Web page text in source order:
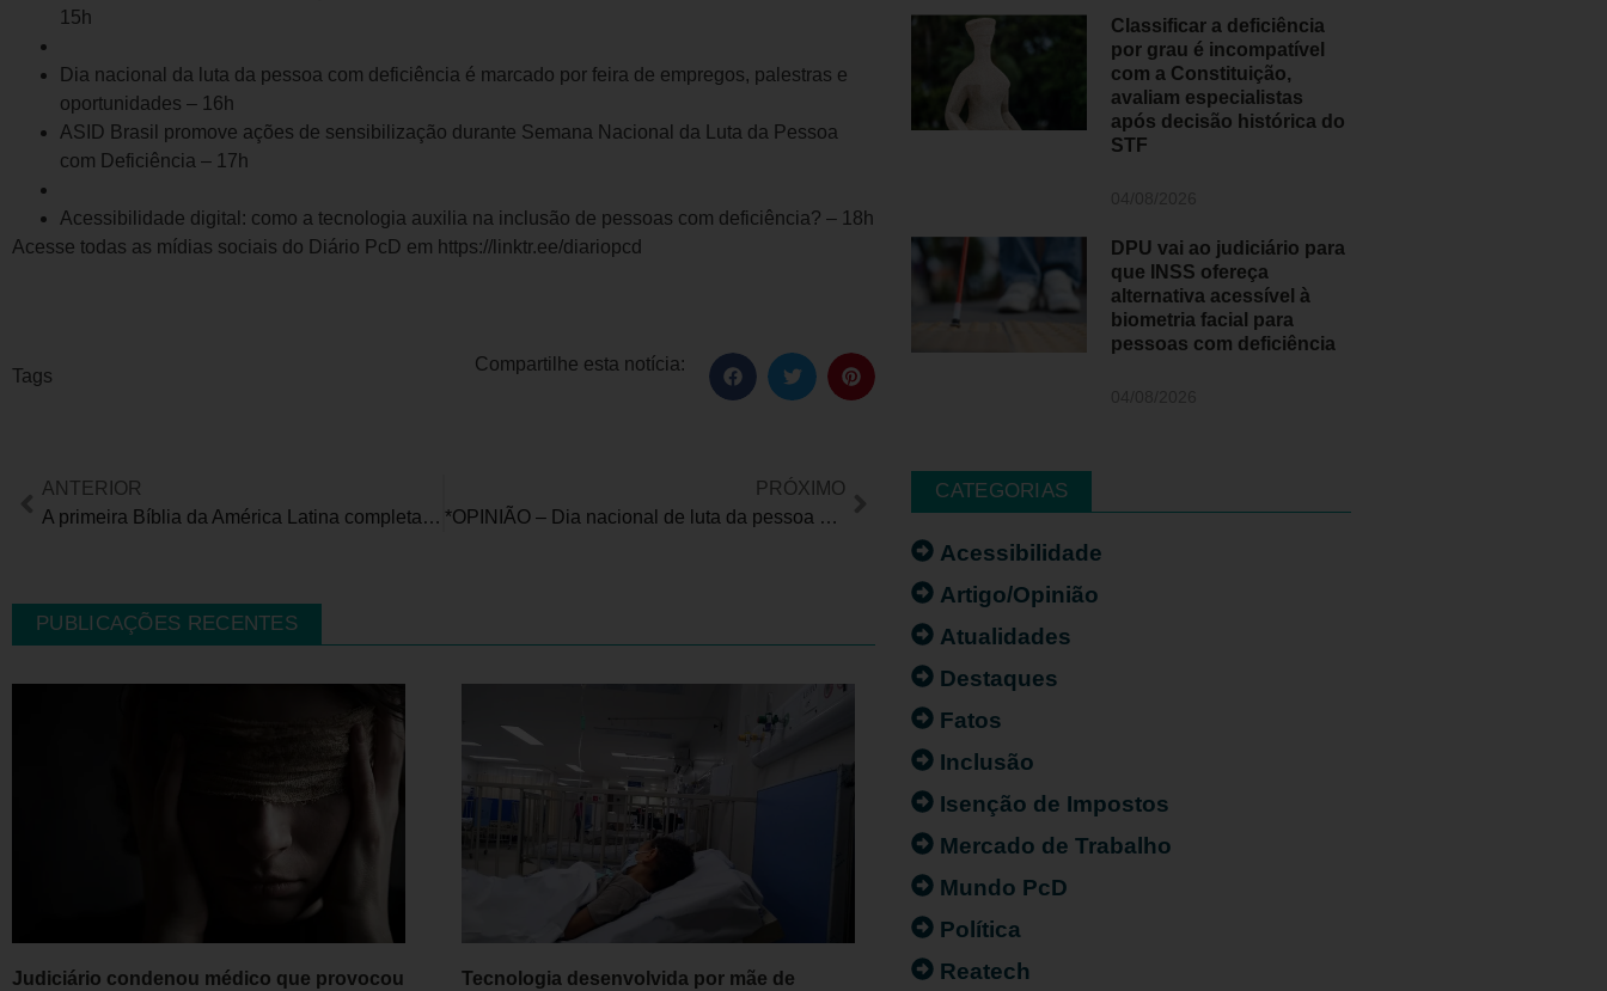
15h
Dia nacional da luta da pessoa com deficiência é marcado por feira de empregos, palestras e
oportunidades – 16h
ASID Brasil promove ações de sensibilização durante Semana Nacional da Luta da Pessoa
com Deficiência – 17h
Acessibilidade digital: como a tecnologia auxilia na inclusão de pessoas com deficiência? – 18h
Acesse todas as mídias sociais do Diário PcD em https://linktr.ee/diariopcd
Tags
Compartilhe esta notícia:
ANTERIOR
A primeira Bíblia da América Latina completa em língua brasileira de sinais já está disponível!
PRÓXIMO
*OPINIÃO – Dia nacional de luta da pessoa com deficiência
PUBLICAÇÕES RECENTES
Judiciário condenou médico que provocou
Tecnologia desenvolvida por mãe de
Classificar a deficiência
por grau é incompatível
com a Constituição,
avaliam especialistas
após decisão histórica do
STF
DPU vai ao judiciário para
que INSS ofereça
alternativa acessível à
biometria facial para
pessoas com deficiência
CATEGORIAS
Acessibilidade
Artigo/Opinião
Atualidades
Destaques
Fatos
Inclusão
Isenção de Impostos
Mercado de Trabalho
Mundo PcD
Política
Reatech